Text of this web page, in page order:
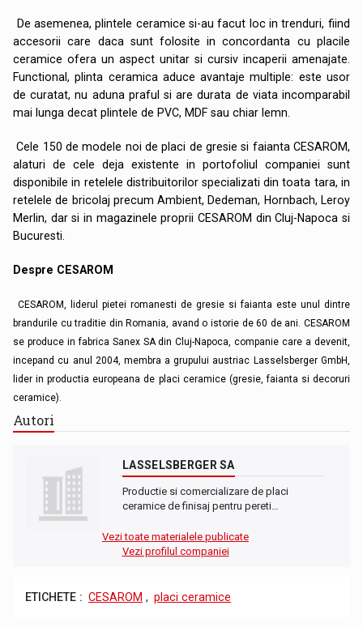
De asemenea, plintele ceramice si-au facut loc in trenduri, fiind
accesorii care daca sunt folosite in concordanta cu placile
ceramice ofera un aspect unitar si cursiv incaperii amenajate.
Functional, plinta ceramica aduce avantaje multiple: este usor
de curatat, nu aduna praful si are durata de viata incomparabil
mai lunga decat plintele de PVC, MDF sau chiar lemn.
Cele 150 de modele noi de placi de gresie si faianta CESAROM,
alaturi de cele deja existente in portofoliul companiei sunt
disponibile in retelele distribuitorilor specializati din toata tara, in
retelele de bricolaj precum Ambient, Dedeman, Hornbach, Leroy
Merlin, dar si in magazinele proprii CESAROM din Cluj-Napoca si
Bucuresti.
Despre CESAROM
CESAROM, liderul pietei romanesti de gresie si faianta este unul dintre
brandurile cu traditie din Romania, avand o istorie de 60 de ani. CESAROM
se produce in fabrica Sanex SA din Cluj-Napoca, companie care a devenit,
incepand cu anul 2004, membra a grupului austriac Lasselsberger GmbH,
lider in productia europeana de placi ceramice (gresie, faianta si decoruri
ceramice).
Autori
LASSELSBERGER SA
Productie si comercializare de placi
ceramice de finisaj pentru pereti…
Vezi toate materialele publicate
Vezi profilul companiei
ETICHETE : CESAROM , placi ceramice